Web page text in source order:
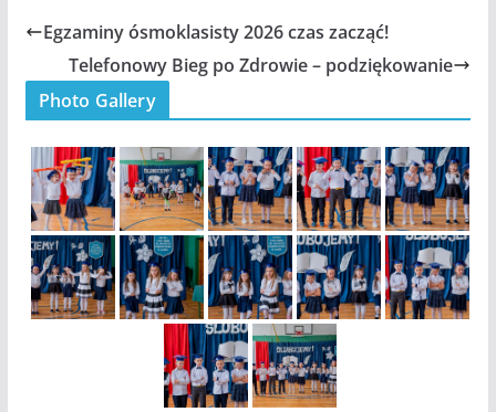
Egzaminy ósmoklasisty 2026 czas zacząć!
Telefonowy Bieg po Zdrowie – podziękowanie
Photo Gallery